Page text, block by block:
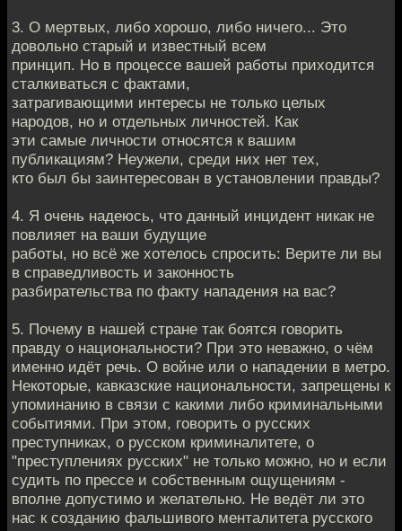
3. О мертвых, либо хорошо, либо ничего... Это
довольно старый и известный всем
принцип. Но в процессе вашей работы приходится
сталкиваться с фактами,
затрагивающими интересы не только целых
народов, но и отдельных личностей. Как
эти самые личности относятся к вашим
публикациям? Неужели, среди них нет тех,
кто был бы заинтересован в установлении правды?
4. Я очень надеюсь, что данный инцидент никак не
повлияет на ваши будущие
работы, но всё же хотелось спросить: Верите ли вы
в справедливость и законность
разбирательства по факту нападения на вас?
5. Почему в нашей стране так боятся говорить
правду о национальности? При это неважно, о чём
именно идёт речь. О войне или о нападении в метро.
Некоторые, кавказские национальности, запрещены к
упоминанию в связи с какими либо криминальными
событиями. При этом, говорить о русских
преступниках, о русском криминалитете, о
"преступлениях русских" не только можно, но и если
судить по прессе и собственным ощущениям -
вполне допустимо и желательно. Не ведёт ли это
нас к созданию фальшивого менталитета русского